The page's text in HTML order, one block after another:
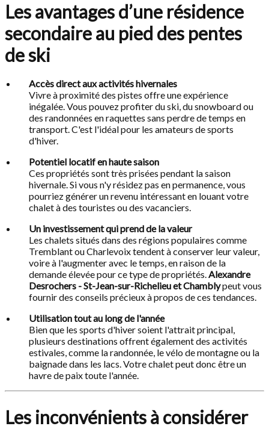
Les avantages d’une résidence
secondaire au pied des pentes
de ski
Accès direct aux activités hivernales
Vivre à proximité des pistes offre une expérience
inégalée. Vous pouvez profiter du ski, du snowboard ou
des randonnées en raquettes sans perdre de temps en
transport. C'est l'idéal pour les amateurs de sports
d'hiver.
Potentiel locatif en haute saison
Ces propriétés sont très prisées pendant la saison
hivernale. Si vous n'y résidez pas en permanence, vous
pourriez générer un revenu intéressant en louant votre
chalet à des touristes ou des vacanciers.
Un investissement qui prend de la valeur
Les chalets situés dans des régions populaires comme
Tremblant ou Charlevoix tendent à conserver leur valeur,
voire à l'augmenter avec le temps, en raison de la
demande élevée pour ce type de propriétés.Alexandre
Desrochers - St-Jean-sur-Richelieu et Chamblypeut vous
fournir des conseils précieux à propos de ces tendances.
Utilisation tout au long de l'année
Bien que les sports d'hiver soient l'attrait principal,
plusieurs destinations offrent également des activités
estivales, comme la randonnée, le vélo de montagne ou la
baignade dans les lacs. Votre chalet peut donc être un
havre de paix toute l'année.
Les inconvénients à considérer